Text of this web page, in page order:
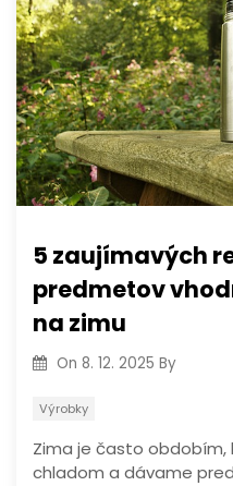
5 zaujímavých
predmetov
na zimu
On 8. 12. 2025 By
Výrobky
Zima je často obdobím,
chladom a dávame